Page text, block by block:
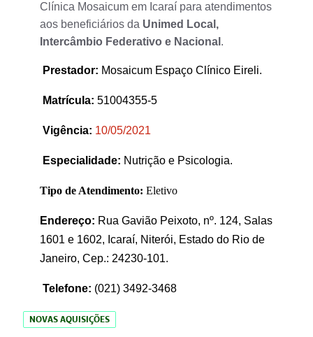
Clínica Mosaicum em Icaraí para atendimentos
aos beneficiários da Unimed Local,
Intercâmbio Federativo e Nacional .
Prestador: Mosaicum Espaço Clínico Eireli.
Matrícula: 51004355-5
Vigência: 10/05/2021
Especialidade: Nutrição e Psicologia.
Tipo de Atendimento: Eletivo
Endereço: Rua Gavião Peixoto, nº. 124, Salas
1601 e 1602, Icaraí, Niterói, Estado do Rio de
Janeiro, Cep.: 24230-101.
Telefone: (021) 3492-3468
NOVAS AQUISIÇÕES